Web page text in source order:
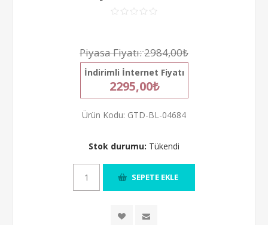
Piyasa Fiyatı:2984,00₺
İndirimli İnternet Fiyatı
2295,00₺
Ürün Kodu: GTD-BL-04684
Stok durumu: Tükendi